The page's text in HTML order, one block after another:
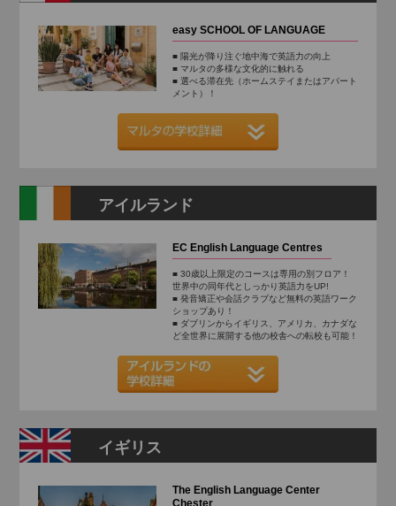
easy SCHOOL OF LANGUAGE
■ 陽光が降り注ぐ地中海で英語力の向上
■ マルタの多様な文化的に触れる
■ 選べる滞在先（ホームステイまたはアパート
メント）！
アイルランド
EC English Language Centres
■ 30歳以上限定のコースは専用の別フロア！
世界中の同年代としっかり英語力をUP!
■ 発音矯正や会話クラブなど無料の英語ワーク
ショップあり！
■ ダブリンからイギリス、アメリカ、カナダな
ど全世界に展開する他の校舎への転校も可能！
イギリス
The English Language Center
Chester